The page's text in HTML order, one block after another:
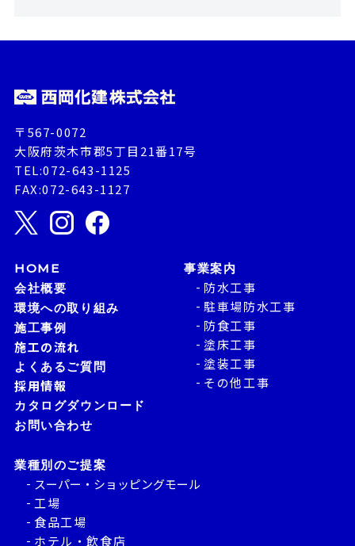
〒567-0072
大阪府茨木市郡5丁目21番17号
TEL:072-643-1125
FAX:072-643-1127
HOME
会社概要
環境への取り組み
施工事例
施工の流れ
よくあるご質問
採用情報
カタログダウンロード
お問い合わせ
事業案内
防水工事
駐車場防水工事
防食工事
塗床工事
塗装工事
その他工事
業種別のご提案
スーパー・ショッピングモール
工場
食品工場
ホテル・飲食店